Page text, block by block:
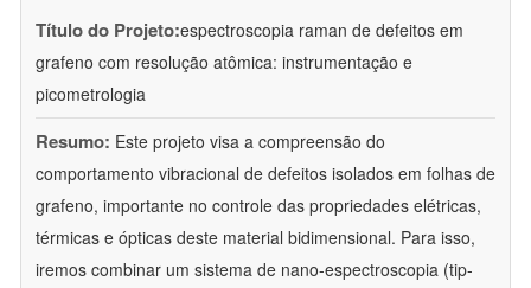
Título do Projeto:espectroscopia raman de defeitos em
grafeno com resolução atômica: instrumentação e
picometrologia
Resumo: Este projeto visa a compreensão do
comportamento vibracional de defeitos isolados em folhas de
grafeno, importante no controle das propriedades elétricas,
térmicas e ópticas deste material bidimensional. Para isso,
iremos combinar um sistema de nano-espectroscopia (tip-